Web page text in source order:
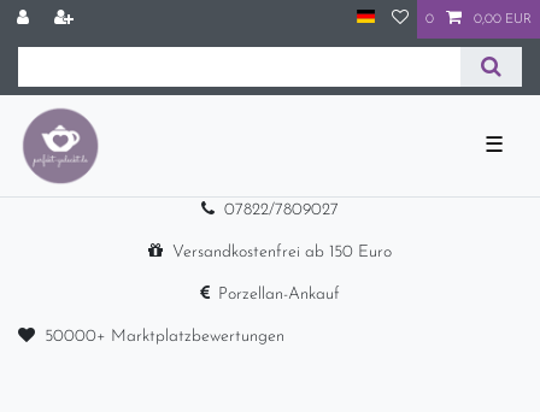
0 0,00 EUR
☰
07822/7809027
Versandkostenfrei ab 150 Euro
Porzellan-Ankauf
50000+ Marktplatzbewertungen